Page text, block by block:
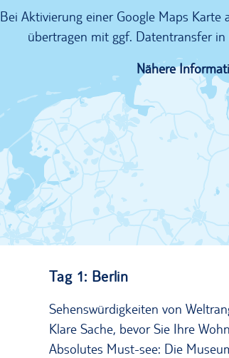
Bei Aktivierung einer Google Maps Karte
übertragen mit ggf. Datentransfer
Nähere
Tag 1: Berlin
Sehenswürdigkeiten von
Klare Sache, bevor Sie Ihre
Absolutes Must-see: Die